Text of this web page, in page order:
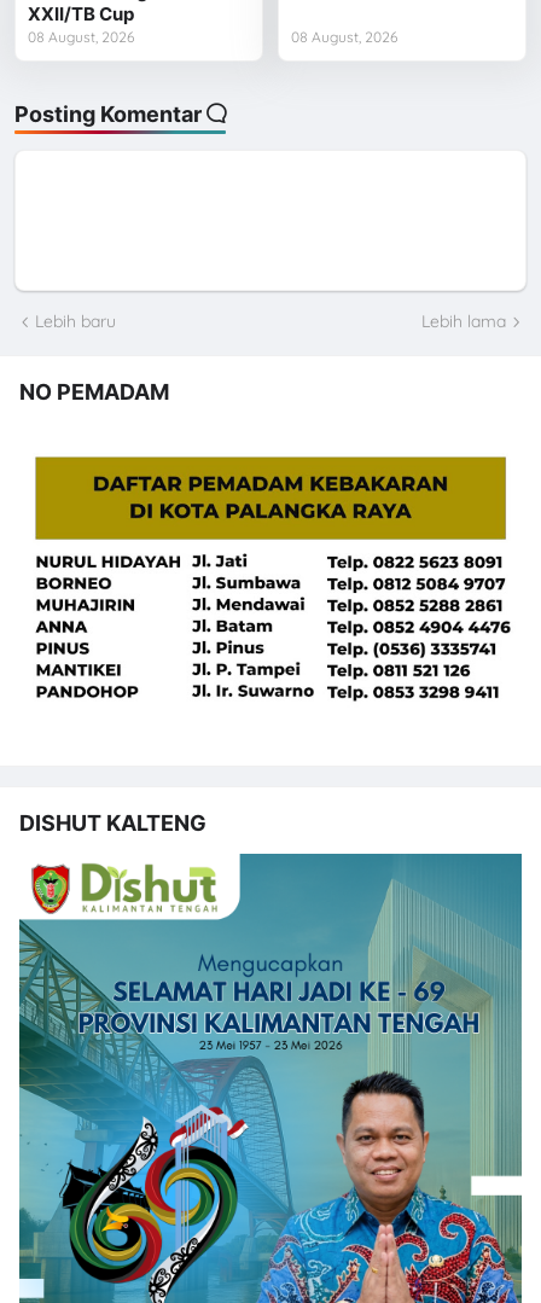
XXII/TB Cup
08 August, 2026 08 August, 2026
Posting Komentar
Lebih baru Lebih lama
NO PEMADAM
DISHUT KALTENG